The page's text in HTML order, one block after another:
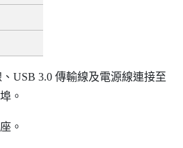
USB 3.0 傳輸線及電源線連接至
。
。